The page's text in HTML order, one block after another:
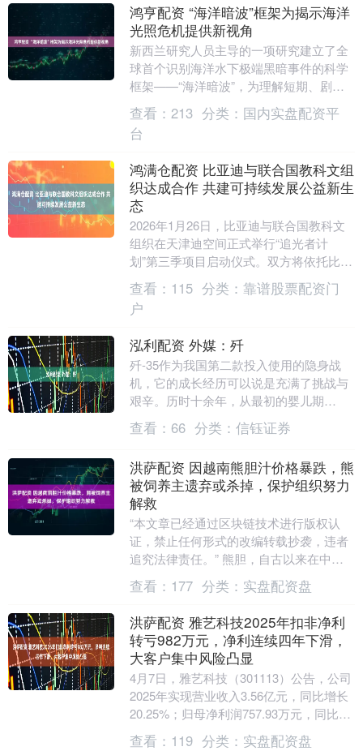
鸿亨配资 “海洋暗波”框架为揭示海洋
光照危机提供新视角
新西兰研究人员主导的一项研究建立了全
球首个识别海洋水下极端黑暗事件的科学
框架——“海洋暗波”，为理解短期、剧烈
的海洋光照危机提供了关键工具。研究提
出，这类突发性....
查看： 213 分类： 国内实盘配资平
台
鸿满仓配资 比亚迪与联合国教科文组
织达成合作 共建可持续发展公益新生
态
2026年1月26日，比亚迪与联合国教科文
组织在天津迪空间正式举行“追光者计
划”第三季项目启动仪式。双方将依托比亚
迪在新能源技术领域的核心优势，结合联
合国教科文....
查看： 115 分类： 靠谱股票配资门
户
泓利配资 外媒：歼
歼-35作为我国第二款投入使用的隐身战
机，它的成长经历可以说是充满了挑战与
艰辛。历时十余年，从最初的婴儿期
歼-31，到如今的成熟战机歼-35，背后蕴
藏着无数努力....
查看： 66 分类： 信钰证券
洪萨配资 因越南熊胆汁价格暴跌，熊
被饲养主遗弃或杀掉，保护组织努力
解救
“本文章已经通过区块链技术进行版权认
证，禁止任何形式的改编转载抄袭，违者
追究法律责任。” 熊胆，自古以来在中医
药领域占有举足轻重的地位，一直被认为
是珍贵的动物性....
查看： 177 分类： 实盘配资盘
洪萨配资 雅艺科技2025年扣非净利
转亏982万元，净利连续四年下滑，
大客户集中风险凸显
4月7日，雅艺科技（301113）公告，公司
2025年实现营业收入3.56亿元，同比增长
20.25%；归母净利润757.93万元，同比下
降32.14%；扣非净利....
查看： 119 分类： 实盘配资盘